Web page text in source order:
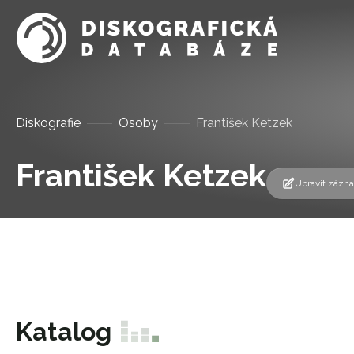
Diskografie Osoby František Ketzek
František Ketzek Upravit
Katalog